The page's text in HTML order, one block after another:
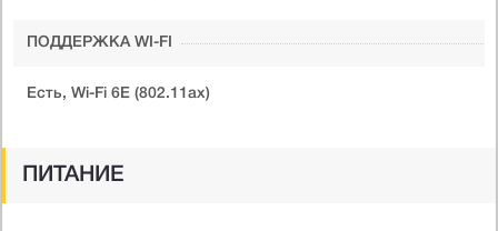
ПОДДЕРЖКА WI-FI
Есть, Wi-Fi 6E (802.11ax)
ПИТАНИЕ